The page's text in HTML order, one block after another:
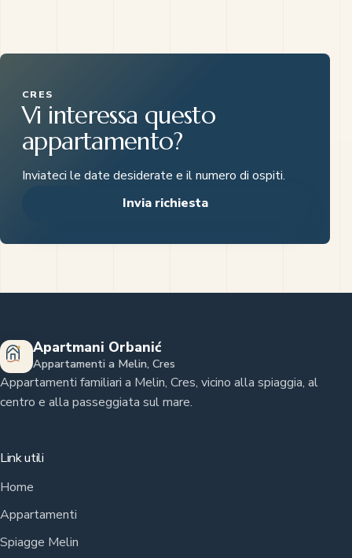
CRES
Vi interessa questo
appartamento?
Inviateci le date desiderate e il numero di ospiti.
Invia richiesta
Apartmani Orbanić
Appartamenti a Melin, Cres
Appartamenti familiari a Melin, Cres, vicino alla spiaggia, al
centro e alla passeggiata sul mare.
Link utili
Home
Appartamenti
Spiagge Melin